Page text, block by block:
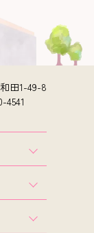
田1-49-8
4541